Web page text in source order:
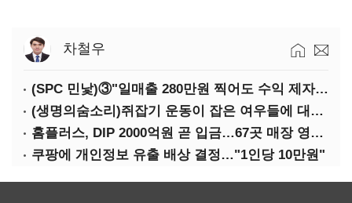
차철우
(SPC 민낯)③"일매출 280만원 찍어도 수익 제자리"…점주 울리는 '상시 할인'
(생명의숨소리)쥐잡기 운동이 잡은 여우들에 대하여
홈플러스, DIP 2000억원 곧 입금…67곳 매장 영업 재개 예정
쿠팡에 개인정보 유출 배상 결정…"1인당 10만원"